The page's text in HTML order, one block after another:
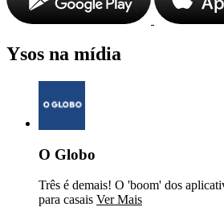
Ysos na mídia
O Globo
Três é demais! O 'boom' dos
para casais Ver Mais